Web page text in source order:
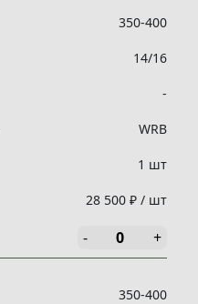
350-400
14/16
-
WRB
1 шт
28 500 ₽ / шт
- +
350-400